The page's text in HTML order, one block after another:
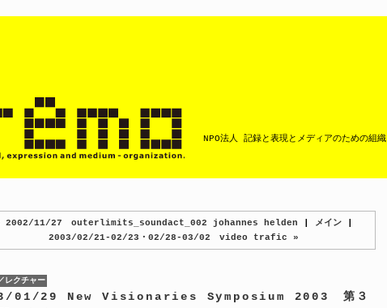
NPO法人 記録と表現とメディアのための組織
2002/11/27 outerlimits_soundact_002 johannes helden メイン|
2003/02/21-02/23・02/28-03/02 video trafic »
レクチャー
01/29 New Visionaries Symposium 2003 第３